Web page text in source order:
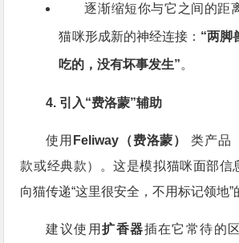
逐渐缩短你与它之间的距
猫咪形成新的神经连接： “两脚
吃的，没有坏事发生”。
4. 引入“费洛蒙”辅助
使用 Feliway（费洛蒙）
类产品
款或经典款）。这是模拟猫咪面部信
向猫传递“这里很安全，不用标记领地”
建议使用扩香器插在它常待的